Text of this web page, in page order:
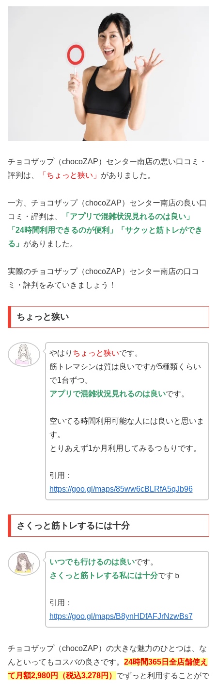
チョコザップ（chocoZAP）センター南店の悪い口コミ・
評判は、
「ちょっと狭い」 がありました。
一方、チョコザップ（chocoZAP）センター南店の良い口
コミ・評判は、
「アプリで混雑状況見れるのは良い」
「24時間利用できるのが便利」「サクッと筋トレができ
る」 がありました。
実際のチョコザップ（chocoZAP）センター南店の口コ
ミ・評判をみていきましょう！
ちょっと狭い
やはり ちょっと狭いです。
筋トレマシンは質は良いですが5種類くらい
で1台ずつ。
アプリで混雑状況見れるのは良いです。
空いてる時間利用可能な人には良いと思いま
す。
とりあえず1か月利用してみるつもりです。
引用：
https://goo.gl/maps/85ww6cBLRfA5qJb96
さくっと筋トレするには十分
いつでも行けるのは良いです。
さくっと筋トレする私には十分ですｂ
引用：
https://goo.gl/maps/B8ynHDfAFJrNzwBs7
チョコザップ（chocoZAP）の大きな魅力のひとつは、な
んといってもコスパの良さです。 24時間365日全店舗使え
て月額2,980円（税込3,278円） でずっと利用することがで